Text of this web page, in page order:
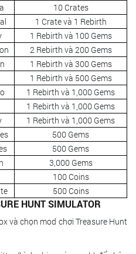
10 Crates
1 Crate và 1 Rebirth
1 Rebirth và 100 Gems
2 Rebirth và 200 Gems
1 Rebirth và 300 Gems
1 Rebirth và 500 Gems
1 Rebirth và 1,000 Gems
1 Rebirth và 1,000 Gems
1 Rebirth và 1,000 Gems
500 Gems
500 Gems
3,000 Gems
100 Coins
500 Coins
HUNT SIMULATOR
và chọn mod chơi Treasure Hunt